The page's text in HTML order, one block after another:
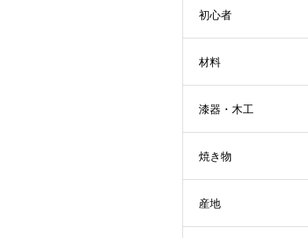
初心者
材料
漆器・木工
焼き物
産地